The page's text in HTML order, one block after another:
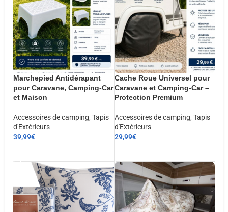
Marchepied Antidérapant
pour Caravane, Camping-Car
et Maison
Accessoires de camping, Tapis
d'Extérieurs
39,99€
Cache Roue Universel pour
Caravane et Camping-Car –
Protection Premium
Accessoires de camping, Tapis
d'Extérieurs
29,99€